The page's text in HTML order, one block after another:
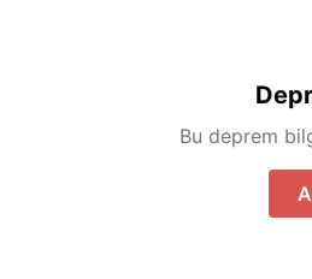
Bu deprem